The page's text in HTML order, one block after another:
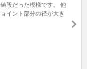
段だった模様です。 他
イント部分の径が大き